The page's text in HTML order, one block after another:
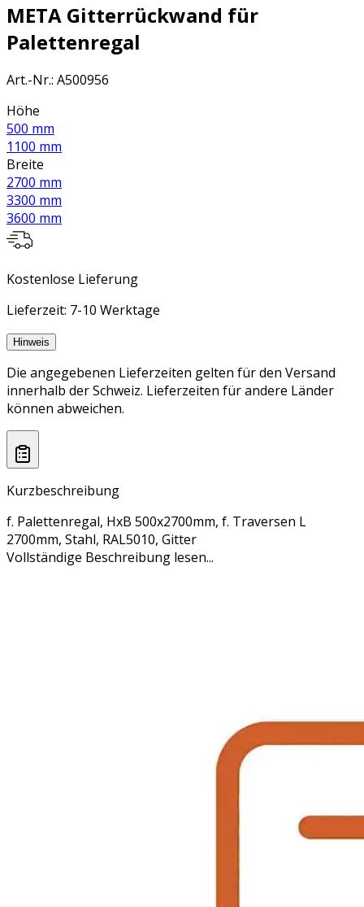
META Gitterrückwand für
Palettenregal
Art.-Nr.: A500956
Höhe
500 mm
1100 mm
Breite
2700 mm
3300 mm
3600 mm
Kostenlose Lieferung
Lieferzeit: 7-10 Werktage
Hinweis
Die angegebenen Lieferzeiten gelten für den Versand
innerhalb der Schweiz. Lieferzeiten für andere Länder
können abweichen.
Kurzbeschreibung
f. Palettenregal, HxB 500x2700mm, f. Traversen L
2700mm, Stahl, RAL5010, Gitter
Vollständige Beschreibung lesen...